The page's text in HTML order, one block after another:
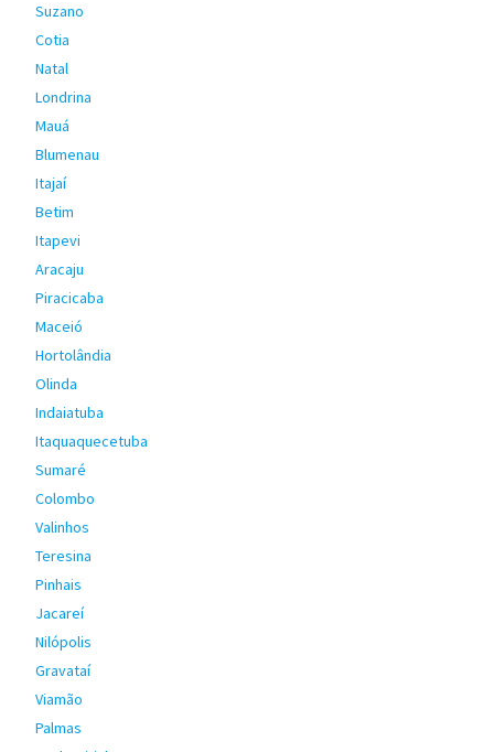
Suzano
Cotia
Natal
Londrina
Mauá
Blumenau
Itajaí
Betim
Itapevi
Aracaju
Piracicaba
Maceió
Hortolândia
Olinda
Indaiatuba
Itaquaquecetuba
Sumaré
Colombo
Valinhos
Teresina
Pinhais
Jacareí
Nilópolis
Gravataí
Viamão
Palmas